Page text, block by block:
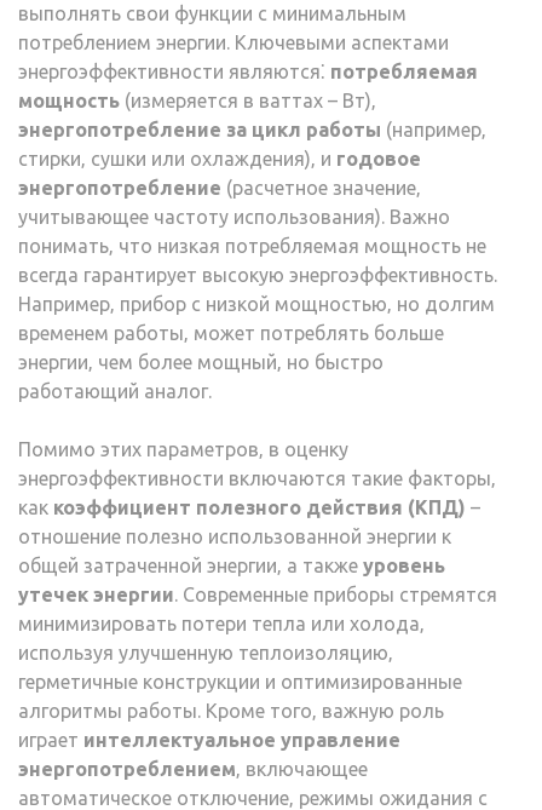
выполнять свои функции с минимальным
потреблением энергии. Ключевыми аспектами
энергоэффективности являются⁚ потребляемая
мощность (измеряется в ваттах – Вт)‚
энергопотребление за цикл работы (например‚
стирки‚ сушки или охлаждения)‚ и годовое
энергопотребление (расчетное значение‚
учитывающее частоту использования). Важно
понимать‚ что низкая потребляемая мощность не
всегда гарантирует высокую энергоэффективность.
Например‚ прибор с низкой мощностью‚ но долгим
временем работы‚ может потреблять больше
энергии‚ чем более мощный‚ но быстро
работающий аналог.
Помимо этих параметров‚ в оценку
энергоэффективности включаются такие факторы‚
как коэффициент полезного действия (КПД) –
отношение полезно использованной энергии к
общей затраченной энергии‚ а также уровень
утечек энергии. Современные приборы стремятся
минимизировать потери тепла или холода‚
используя улучшенную теплоизоляцию‚
герметичные конструкции и оптимизированные
алгоритмы работы. Кроме того‚ важную роль
играет интеллектуальное управление
энергопотреблением‚ включающее
автоматическое отключение‚ режимы ожидания с